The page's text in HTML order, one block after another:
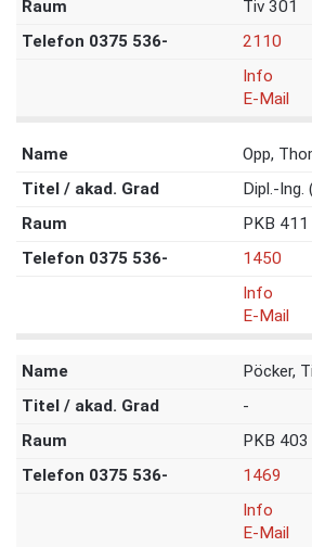
Tiv 301
2110
Info
E-Mail
Opp,
Dipl.-Ing.
PKB 411
1450
Info
E-Mail
Pöcker,
-
PKB 403
1469
Info
E-Mail